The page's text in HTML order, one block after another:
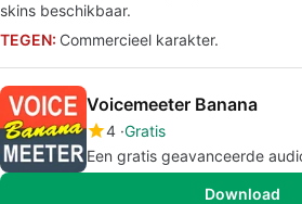
skins beschikbaar.
TEGEN: Commercieel karakter.
Voicemeeter Banana
4 Gratis
Een gratis geavanceerde
Download